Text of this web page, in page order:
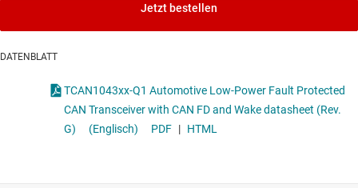
Jetzt bestellen
DATENBLATT
TCAN1043xx-Q1 Automotive Low-Power Fault Protected
CAN Transceiver with CAN FD and Wake datasheet (Rev.
G)
(Englisch) PDF | HTML